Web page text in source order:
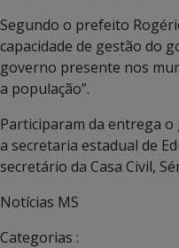
Segundo o prefeito
capacidade de gestão do
governo presente nos
a população”.
Participaram da entrega
a secretaria estadual de
secretário da Casa Civil,
Notícias MS
Categorias :